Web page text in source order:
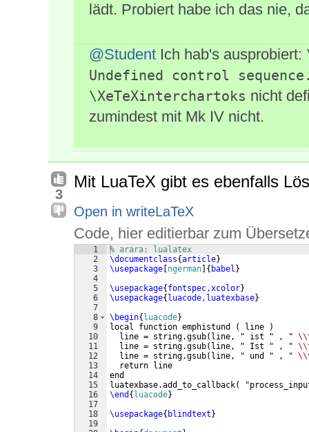
lädt. Probiert habe ich das nie,
@Student Ich hab's ausprobiert:
Undefined control
\XeTeXinterchartoks nicht
zumindest mit Mk IV nicht.
3
Mit LuaTeX gibt es ebenfalls
Open in writeLaTeX
Code, hier editierbar zum
1
2
3
4
5
6
7
8
9
10
11
12
13
14
15
16
17
18
19
% arara: lualatex
\documentclass{article}
\usepackage ngerman { babel }
\usepackage{ fontspec,xcolor}
\usepackage{ luacode,luatexbase}
\begin{ luacode}
local function emphistund
( line
)
  line = string.gsub
( line, " ist " , " \\
  line = string.gsub
( line, " Ist " , " \\
  line = string.gsub
( line, " und " , " \\
  return line
end
luatexbase.add_to_callback(
\end { luacode}
\usepackage{ blindtext }